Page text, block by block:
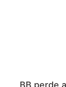
BB perde